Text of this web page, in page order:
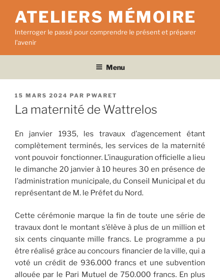
contenu
principal
ATELIERS MÉMOIRE
Interroger le passé pour comprendre le présent et préparer
l'avenir
Menu
PUBLIÉ
LE
15 MARS 2024 PAR PWARET
La maternité de Wattrelos
En janvier 1935, les travaux d’agencement étant
complètement terminés, les services de la maternité
vont pouvoir fonctionner. L’inauguration officielle a lieu
le dimanche 20 janvier à 10 heures 30 en présence de
l’administration municipale, du Conseil Municipal et du
représentant de M. le Préfet du Nord.
Cette cérémonie marque la fin de toute une série de
travaux dont le montant s’élève à plus de un million et
six cents cinquante mille francs. Le programme a pu
être réalisé grâce au concours financier de la ville, qui a
voté un crédit de 936.000 francs et une subvention
allouée par le Pari Mutuel de 750.000 francs. En plus